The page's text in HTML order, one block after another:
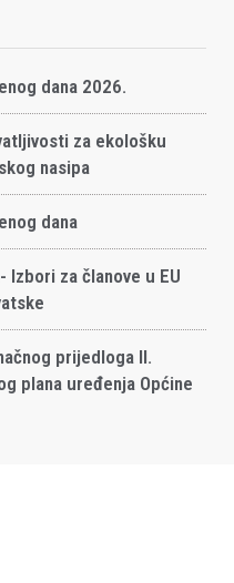
dana 2026.
za ekološku
nasipa
dana
Izbori za članove u EU
prijedloga II.
plana uređenja Općine